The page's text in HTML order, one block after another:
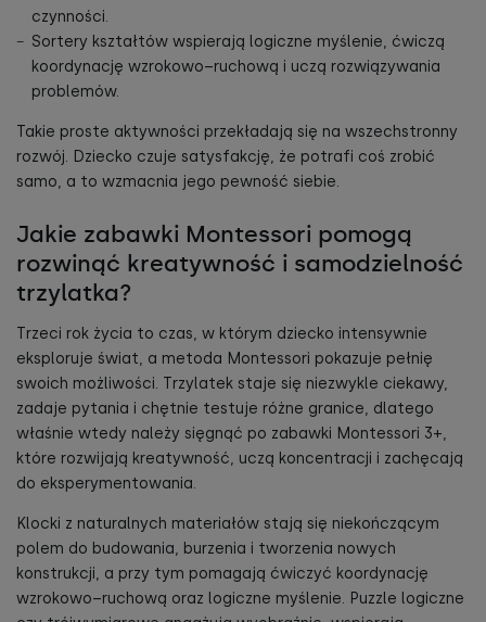
czynności.
Sortery kształtów wspierają logiczne myślenie, ćwiczą
koordynację wzrokowo–ruchową i uczą rozwiązywania
problemów.
Takie proste aktywności przekładają się na wszechstronny
rozwój. Dziecko czuje satysfakcję, że potrafi coś zrobić
samo, a to wzmacnia jego pewność siebie.
Jakie zabawki Montessori pomogą
rozwinąć kreatywność i samodzielność
trzylatka?
Trzeci rok życia to czas, w którym dziecko intensywnie
eksploruje świat, a metoda Montessori pokazuje pełnię
swoich możliwości. Trzylatek staje się niezwykle ciekawy,
zadaje pytania i chętnie testuje różne granice, dlatego
właśnie wtedy należy sięgnąć po zabawki Montessori 3+,
które rozwijają kreatywność, uczą koncentracji i zachęcają
do eksperymentowania.
Klocki z naturalnych materiałów stają się niekończącym
polem do budowania, burzenia i tworzenia nowych
konstrukcji, a przy tym pomagają ćwiczyć koordynację
wzrokowo–ruchową oraz logiczne myślenie. Puzzle logiczne